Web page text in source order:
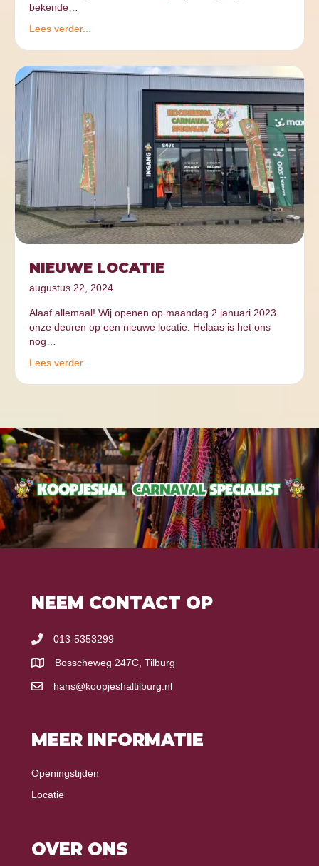
bekende…
Lees verder...
NIEUWE LOCATIE
augustus 22, 2024
Alaaf allemaal! Wij openen op maandag 2 januari 2023
onze deuren op een nieuwe locatie. Helaas is het ons
nog…
Lees verder...
NEEM CONTACT OP
013-5353299
Bosscheweg 247C, Tilburg
hans@koopjeshaltilburg.nl
MEER INFORMATIE
Openingstijden
Locatie
OVER ONS